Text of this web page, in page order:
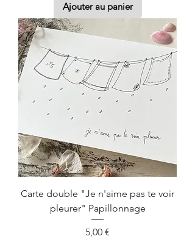
Ajouter au panier
Carte double "Je n'aime pas te voir
pleurer" Papillonnage
Prix
5,00 €